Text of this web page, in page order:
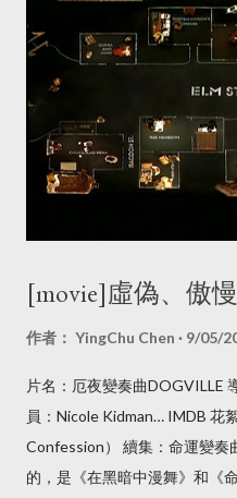
它，而且更多著重在預防盜版
當有輿論提到參考自《數位服
限縮言論自由時，我其實是一
間讀《數位中介服務法》草案
閱讀法案的心得，與擔任的職
資訊，有幾件事該注意一下：
產品、台灣製的產品，結果你
年時就有新聞稿在警告「 一頁
」，之後像公視或是其他單位
保留證據，等到追查到時已經
影片在情侶分手後，被報復性
傳到親友的帳號裡，或是被洩
一個專題：「 青春煉獄：網路
[movie]虛偽、傲
作者： YingChu Chen 9/05/
片名：厄夜變奏曲DOGVILLE
員：Nicole Kidman… IMDB 花
Confession） 續集：命運變奏
的，是《在黑暗中漫舞》和《